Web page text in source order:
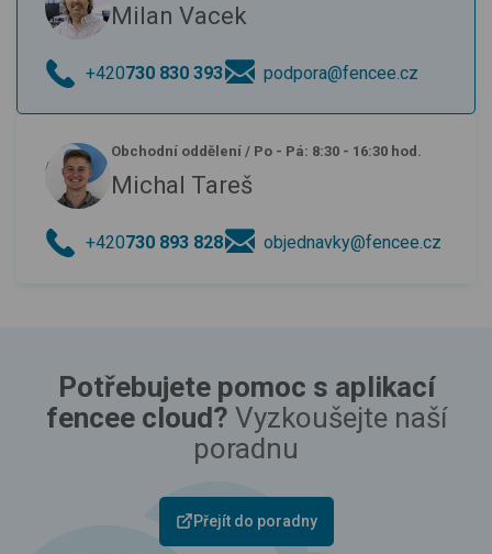
Milan Vacek
+420730 830 393 podpora@fencee.cz
Obchodní oddělení / Po - Pá: 8:30 - 16:30 hod.
Michal Tareš
+420730 893 828 objednavky@fencee.cz
Potřebujete pomoc s aplikací
fencee cloud? Vyzkoušejte naší
poradnu
Přejít do poradny